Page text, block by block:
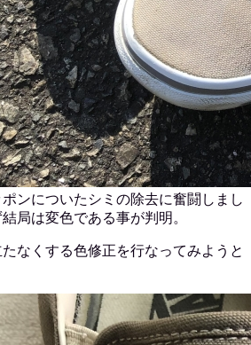
ポンについたシミの除去に奮闘しまし
局は変色である事が判明。
なくする色修正を行なってみようと